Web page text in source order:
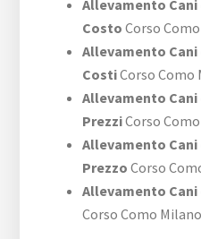
Allevamento
Costo Corso
Allevamento
CostiCorso Como
Allevamento
PrezziCorso
Allevamento
Prezzo Corso
Allevamento
Corso Como Milano